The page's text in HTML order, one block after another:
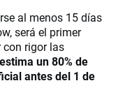
al menos 15 días
será el primer
rigor las
un 80% de
antes del 1 de